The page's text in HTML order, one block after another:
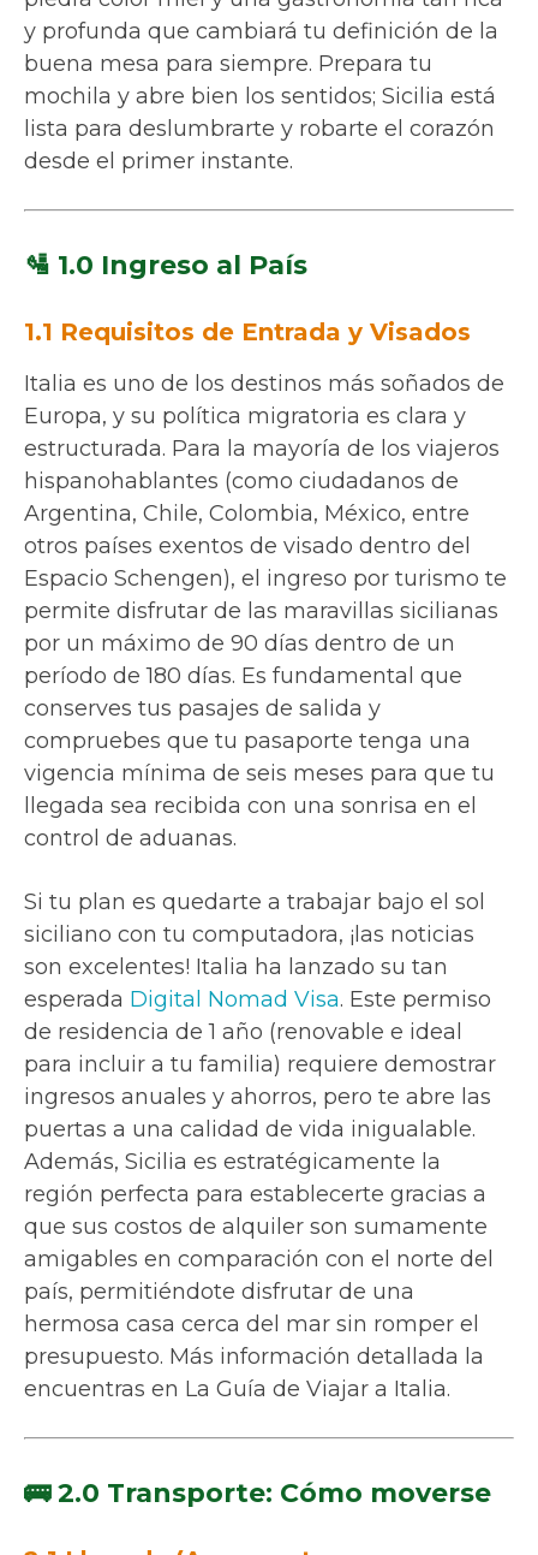
y profunda que cambiará tu definición de la
buena mesa para siempre. Prepara tu
mochila y abre bien los sentidos; Sicilia está
lista para deslumbrarte y robarte el corazón
desde el primer instante.
🛂 1.0 Ingreso al País
1.1 Requisitos de Entrada y Visados
Italia es uno de los destinos más soñados de
Europa, y su política migratoria es clara y
estructurada. Para la mayoría de los viajeros
hispanohablantes (como ciudadanos de
Argentina, Chile, Colombia, México, entre
otros países exentos de visado dentro del
Espacio Schengen), el ingreso por turismo te
permite disfrutar de las maravillas sicilianas
por un máximo de 90 días dentro de un
período de 180 días. Es fundamental que
conserves tus pasajes de salida y
compruebes que tu pasaporte tenga una
vigencia mínima de seis meses para que tu
llegada sea recibida con una sonrisa en el
control de aduanas.
Si tu plan es quedarte a trabajar bajo el sol
siciliano con tu computadora, ¡las noticias
son excelentes! Italia ha lanzado su tan
esperada Digital Nomad Visa. Este permiso
de residencia de 1 año (renovable e ideal
para incluir a tu familia) requiere demostrar
ingresos anuales y ahorros, pero te abre las
puertas a una calidad de vida inigualable.
Además, Sicilia es estratégicamente la
región perfecta para establecerte gracias a
que sus costos de alquiler son sumamente
amigables en comparación con el norte del
país, permitiéndote disfrutar de una
hermosa casa cerca del mar sin romper el
presupuesto. Más información detallada la
encuentras en La Guía de Viajar a Italia.
🚌 2.0 Transporte: Cómo moverse